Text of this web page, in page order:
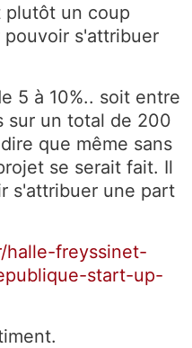
plutôt un coup
pouvoir s'attribuer
5 à 10%.. soit entre
sur un total de 200
que même sans
se serait fait. Il
s'attribuer une part
halle-freyssinet-
start-up-